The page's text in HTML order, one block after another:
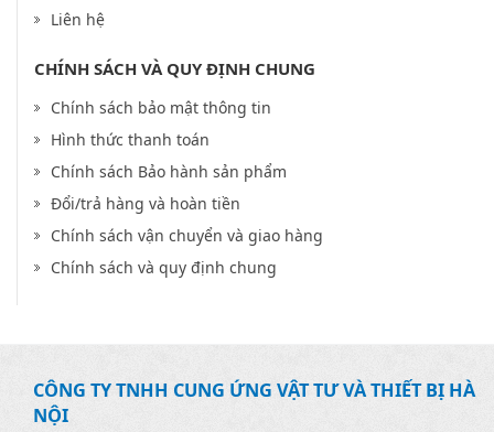
Liên hệ
CHÍNH SÁCH VÀ QUY ĐỊNH CHUNG
Chính sách bảo mật thông tin
Hình thức thanh toán
Chính sách Bảo hành sản phẩm
Đổi/trả hàng và hoàn tiền
Chính sách vận chuyển và giao hàng
Chính sách và quy định chung
CÔNG TY TNHH CUNG ỨNG VẬT TƯ VÀ THIẾT BỊ HÀ
NỘI